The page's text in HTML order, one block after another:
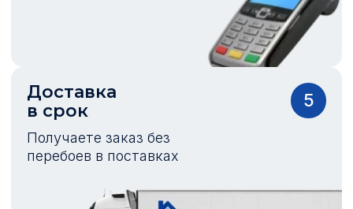
Доставка
в срок
Получаете заказ без
перебоев в поставках
5